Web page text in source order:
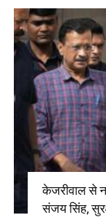
केजरीवाल से
संजय सिंह,